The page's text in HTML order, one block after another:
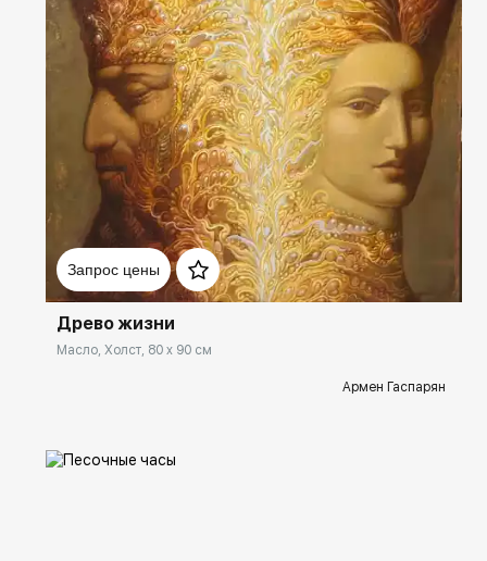
Запрос цены
Домен: spb.rakovgallery.ru
Древо жизни
Масло, Холст, 80 x 90 см
Армен Гаспарян